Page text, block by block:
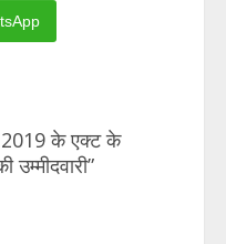
2019 के एक्ट के
उम्मीदवारी”